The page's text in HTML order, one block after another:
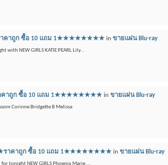
าคาถูก ซื้อ 10 แถม 1★★★★★★★★ in ขายแผ่น Blu-ray
NEW GIRLS KATIE PEARL Lily...
คาถูก ซื้อ 10 แถม 1★★★★★★★★ in ขายแผ่น Blu-ray
Corinne Bridgette B Melissa
ราคาถูก ซื้อ 10 แถม 1★★★★★★★★ in ขายแผ่น Blu-ray
tonight NEW GIRLS Phoenix Marie ...